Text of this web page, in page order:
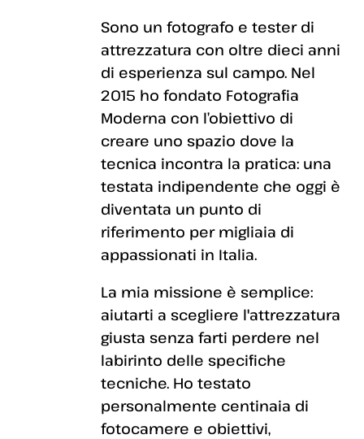
Sono un fotografo e tester di
attrezzatura con oltre dieci anni
di esperienza sul campo. Nel
2015 ho fondato Fotografia
Moderna con l’obiettivo di
creare uno spazio dove la
tecnica incontra la pratica: una
testata indipendente che oggi è
diventata un punto di
riferimento per migliaia di
appassionati in Italia.
La mia missione è semplice:
aiutarti a scegliere l'attrezzatura
giusta senza farti perdere nel
labirinto delle specifiche
tecniche. Ho testato
personalmente centinaia di
fotocamere e obiettivi,